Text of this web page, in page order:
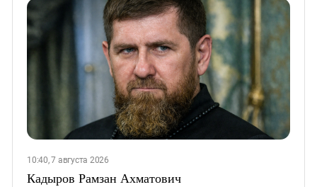
10:40, 7 августа 2026
Кадыров Рамзан Ахматович